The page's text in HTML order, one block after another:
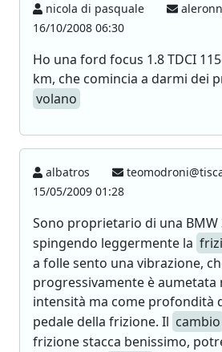
nicola di pasquale
16/10/2008 06:30
Ho una ford focus 1.8 TDCI
km, che comincia a darmi dei
volano
albatros
15/05/2009 01:28
Sono proprietario di una BMW
spingendo leggermente la
a folle sento una vibrazione,
progressivamente è aumetata
intensità ma come profondità
pedale della frizione. Il cambio
frizione stacca benissimo,